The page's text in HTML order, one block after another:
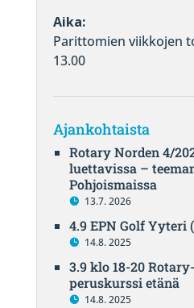
Aika:
Parittomien viikkojen
13.00
Ajankohtaista
Rotary Norden 4/
luettavissa –
Pohjoismaissa
13.7. 2026
4.9 EPN Golf Yyteri
14.8. 2025
3.9 klo 18-20
peruskurssi etänä
14.8. 2025